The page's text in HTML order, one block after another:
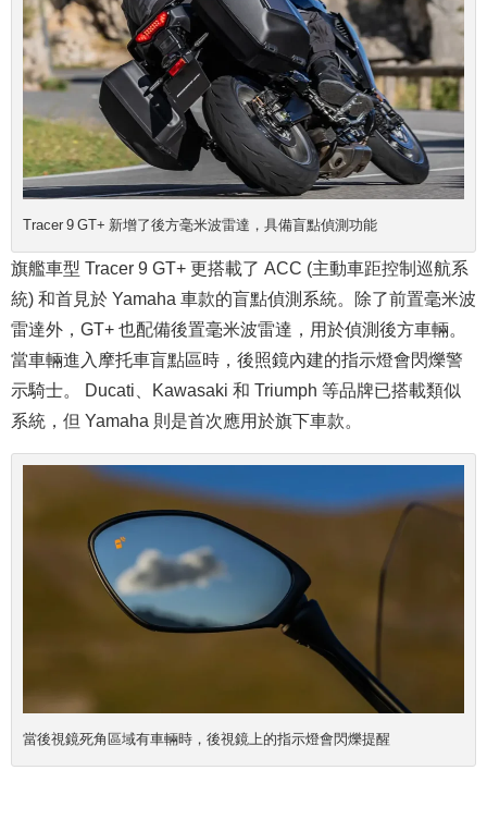
Tracer 9 GT+ 新增了後方毫米波雷達，具備盲點偵測功能
旗艦車型 Tracer 9 GT+ 更搭載了 ACC (主動車距控制巡航系
統) 和首見於 Yamaha 車款的盲點偵測系統。除了前置毫米波
雷達外，GT+ 也配備後置毫米波雷達，用於偵測後方車輛。
當車輛進入摩托車盲點區時，後照鏡內建的指示燈會閃爍警
示騎士。 Ducati、Kawasaki 和 Triumph 等品牌已搭載類似
系統，但 Yamaha 則是首次應用於旗下車款。
當後視鏡死角區域有車輛時，後視鏡上的指示燈會閃爍提醒